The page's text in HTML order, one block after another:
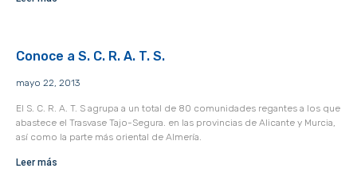
Conoce a S. C. R. A. T. S.
mayo 22, 2013
El S. C. R. A. T. S agrupa a un total de 80 comunidades regantes a los que
abastece el Trasvase Tajo-Segura. en las provincias de Alicante y Murcia,
así como la parte más oriental de Almería.
Leer más